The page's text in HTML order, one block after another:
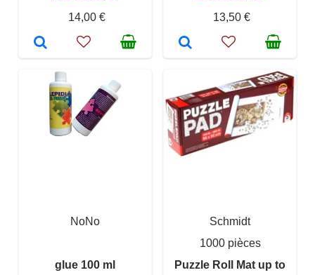
14,00 €
13,50 €
NoNo
glue 100 ml
Schmidt
1000 pièces
Puzzle Roll Mat up to